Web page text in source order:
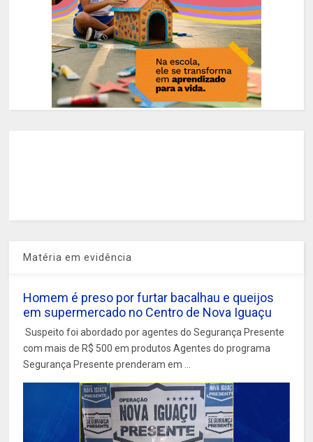
Matéria em evidência
Homem é preso por furtar bacalhau e queijos
em supermercado no Centro de Nova Iguaçu
Suspeito foi abordado por agentes do Segurança Presente
com mais de R$ 500 em produtos Agentes do programa
Segurança Presente prenderam em ...